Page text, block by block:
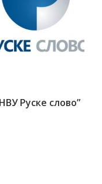
Руске слово”